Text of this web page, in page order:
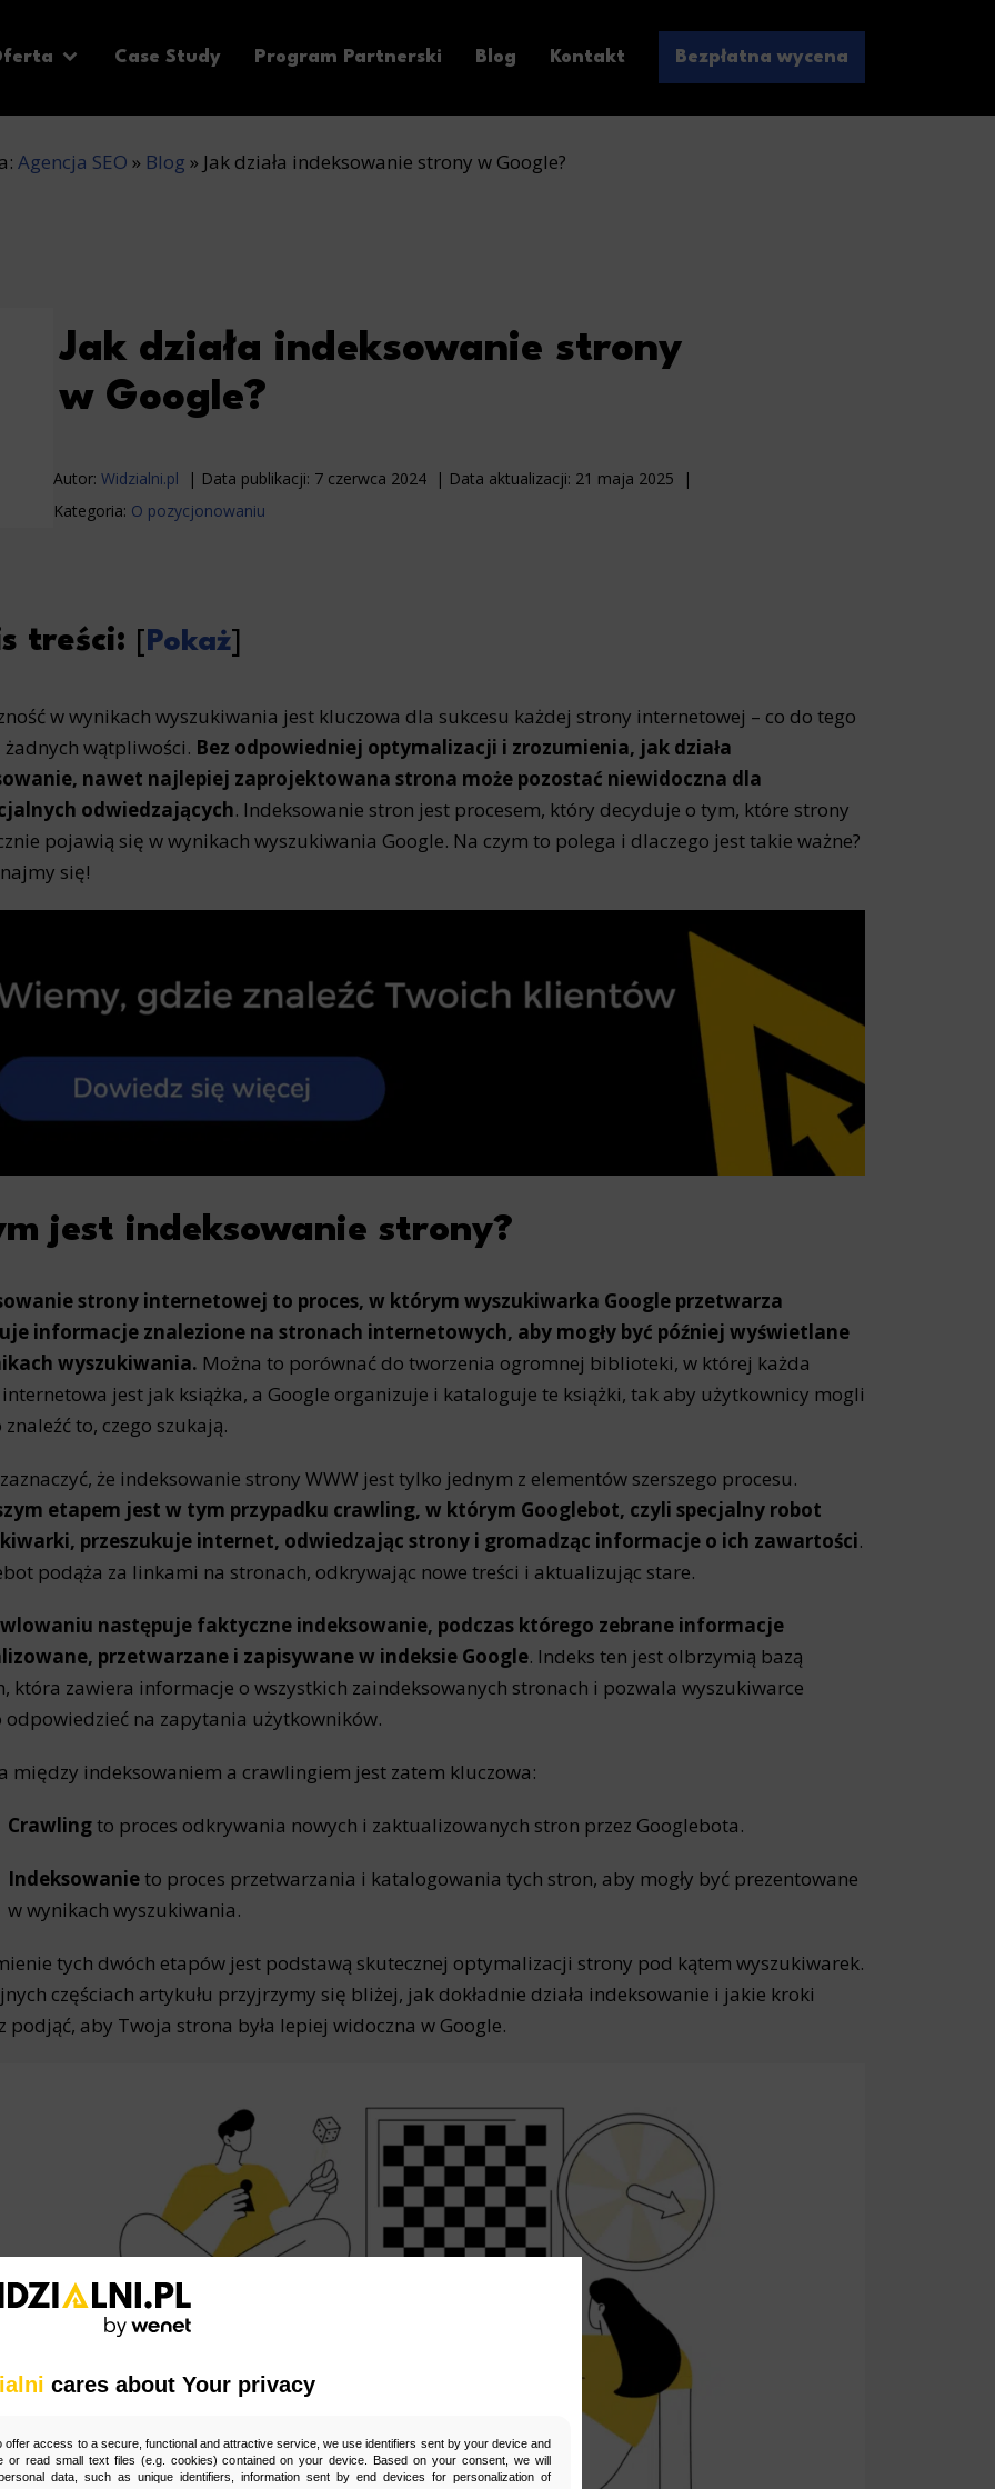
cares about Your privacy
offer access to a secure, functional and attractive service, we use identifiers sent by your device and
or read small text files (e.g. cookies) contained on your device. Based on your consent, we will
data, such as unique identifiers, information sent by end devices for personalization of
Case Study Program Partnerski Blog Kontakt Bezpłatna wycena
Agencja SEO » Blog » Jak działa indeksowanie strony w Google?
Jak działa indeksowanie strony
w Google?
Autor:Widzialni.pl Data publikacji: 7 czerwca 2024 Data aktualizacji: 21 maja 2025
Kategoria: O pozycjonowaniu
treści: Pokaż]
w wynikach wyszukiwania jest kluczowa dla sukcesu każdej strony internetowej – co do tego
żadnych wątpliwości. Bez odpowiedniej optymalizacji i zrozumienia, jak działa
nawet najlepiej zaprojektowana strona może pozostać niewidoczna dla
odwiedzających. Indeksowanie stron jest procesem, który decyduje o tym, które strony
pojawią się w wynikach wyszukiwania Google. Na czym to polega i dlaczego jest takie ważne?
się!
jest indeksowanie strony?
strony internetowej to proces, w którym wyszukiwarka Google przetwarza
informacje znalezione na stronach internetowych, aby mogły być później wyświetlane
wyszukiwania. Można to porównać do tworzenia ogromnej biblioteki, w której każda
jest jak książka, a Google organizuje i kataloguje te książki, tak aby użytkownicy mogli
znaleźć to, czego szukają.
że indeksowanie strony WWW jest tylko jednym z elementów szerszego procesu.
etapem jest w tym przypadku crawling, w którym Googlebot, czyli specjalny robot
przeszukuje internet, odwiedzając strony i gromadząc informacje o ich zawartości.
podąża za linkami na stronach, odkrywając nowe treści i aktualizując stare.
następuje faktyczne indeksowanie, podczas którego zebrane informacje
przetwarzane i zapisywane w indeksie Google. Indeks ten jest olbrzymią bazą
która zawiera informacje o wszystkich zaindeksowanych stronach i pozwala wyszukiwarce
odpowiedzieć na zapytania użytkowników.
między indeksowaniem a crawlingiem jest zatem kluczowa:
Crawlingto proces odkrywania nowych i zaktualizowanych stron przez Googlebota.
Indeksowanieto proces przetwarzania i katalogowania tych stron, aby mogły być prezentowane
w wynikach wyszukiwania.
tych dwóch etapów jest podstawą skutecznej optymalizacji strony pod kątem wyszukiwarek.
częściach artykułu przyjrzymy się bliżej, jak dokładnie działa indeksowanie i jakie kroki
podjąć, aby Twoja strona była lepiej widoczna w Google.